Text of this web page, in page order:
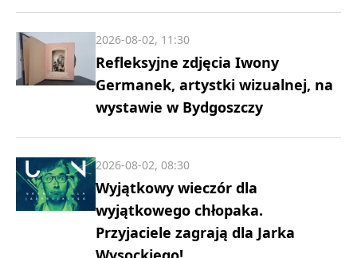
Refleksyjne zdjęcia Iwony
Germanek, artystki wizualnej, na
wystawie w Bydgoszczy
2026-08-02, 11:30
Wyjątkowy wieczór dla
wyjątkowego chłopaka.
Przyjaciele zagrają dla Jarka
2026-08-02, 08:30